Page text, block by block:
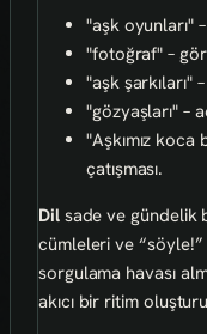
"aşk oyunları"
"fotoğraf" –
"aşk şarkıları"
"gözyaşları" –
"Aşkımız
çatışması.
Dilsade ve gündelik
cümleleri ve
sorgulama havası
akıcı bir ritim